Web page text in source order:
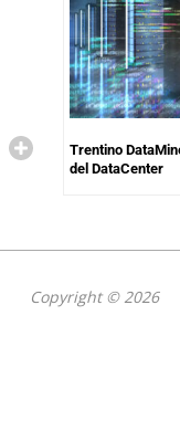
Trentino
del DataCenter
Copyright © 2026